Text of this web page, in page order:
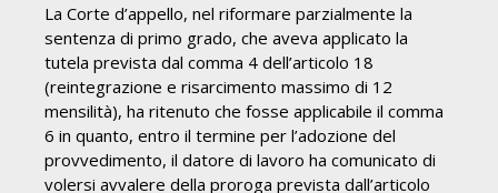
La Corte d’appello, nel riformare parzialmente la
sentenza di primo grado, che aveva applicato la
tutela prevista dal comma 4 dell’articolo 18
(reintegrazione e risarcimento massimo di 12
mensilità), ha ritenuto che fosse applicabile il comma
6 in quanto, entro il termine per l’adozione del
provvedimento, il datore di lavoro ha comunicato di
volersi avvalere della proroga prevista dall’articolo